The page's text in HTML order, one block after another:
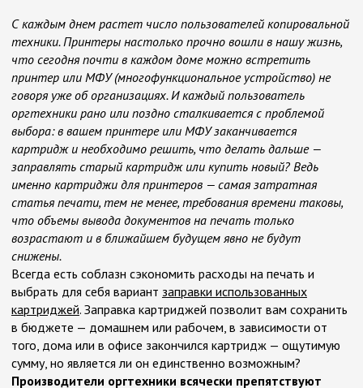
С каждым днем растет число пользователей копировальной
техники. Принтеры настолько прочно вошли в нашу жизнь,
что сегодня почти в каждом доме можно встретить
принтер или МФУ (многофункциональное устройство) не
говоря уже об организациях. И каждый пользователь
оргтехники рано или поздно сталкивается с проблемой
выбора: в вашем принтере или МФУ заканчивается
картридж и необходимо решить, что делать дальше —
заправлять старый картридж или купить новый? Ведь
именно картриджи для принтеров — самая затратная
статья печати, тем не менее, требования времени таковы,
что объемы вывода документов на печать только
возрастают и в ближайшем будущем явно не будут
снижены.
Всегда есть соблазн сэкономить расходы на печать и
выбрать для себя вариант заправки использованных
картриджей. Заправка картриджей позволит вам сохранить
в бюджете — домашнем или рабочем, в зависимости от
того, дома или в офисе закончился картридж — ощутимую
сумму, но является ли он единственно возможным?
Производители оргтехники всячески препятствуют